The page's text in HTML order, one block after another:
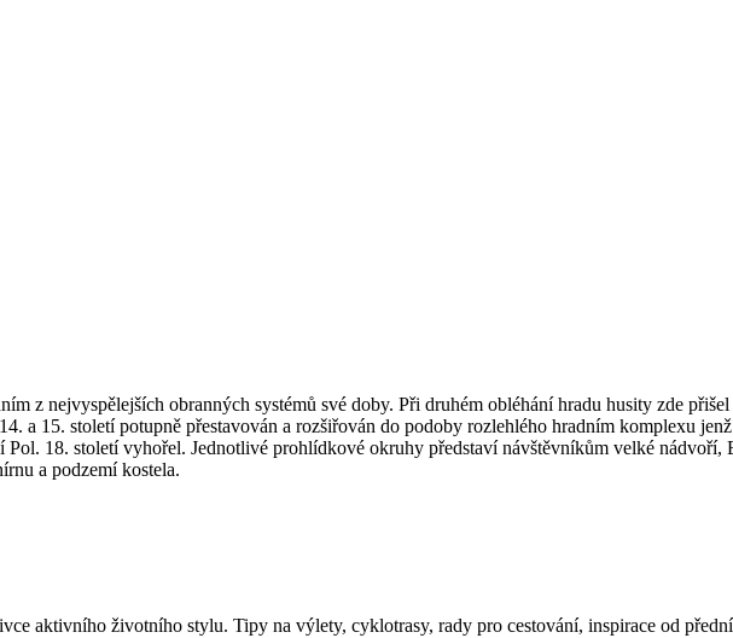
z nejvyspělejších obranných systémů své doby. Při druhém obléhání hradu husity zde
a 15. století potupně přestavován a rozšiřován do podoby rozlehlého hradním komplexu
18. století vyhořel. Jednotlivé prohlídkové okruhy představí návštěvníkům velké
a podzemí kostela.
aktivního životního stylu. Tipy na výlety, cyklotrasy, rady pro cestování, inspirace od